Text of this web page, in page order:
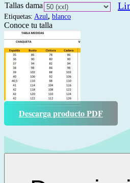
Tallas dama
Etiquetas: Azul, blanco
Conoce tu talla
Descarga producto PDF